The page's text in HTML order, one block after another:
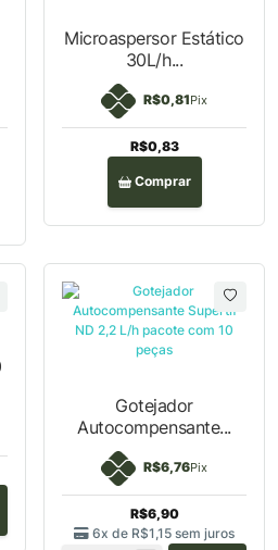
Microaspersor
Estático 30L/h...
R$0,81Pix
R$0,83
Comprar
Gotejador
Autocompensante...
R$6,76Pix
R$6,90
6x de R$1,15sem juros